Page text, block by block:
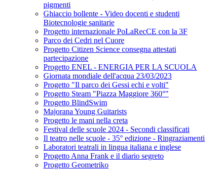
pigmenti
Ghiaccio bollente - Video docenti e studenti
Biotecnologie sanitarie
Progetto internazionale PoLaRecCE con la 3F
Parco dei Cedri nel Cuore
Progetto Citizen Science consegna attestati
partecipazione
Progetto ENEL - ENERGIA PER LA SCUOLA
Giornata mondiale dell'acqua 23/03/2023
Progetto "Il parco dei Gessi echi e volti"
Progetto Steam "Piazza Maggiore 360°"
Progetto BlindSwim
Majorana Young Guitarists
Progetto le mani nella creta
Festival delle scuole 2024 - Secondi classificati
Il teatro nelle scuole - 35° edizione - Ringraziamenti
Laboratori teatrali in lingua italiana e inglese
Progetto Anna Frank e il diario segreto
Progetto Geometriko